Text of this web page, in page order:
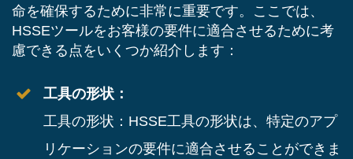
命を確保するために非常に重要です。ここでは、
HSSEツールをお客様の要件に適合させるために考
慮できる点をいくつか紹介します：
工具の形状：
工具の形状：HSSE工具の形状は、特定のアプ
リケーションの要件に適合させることができま